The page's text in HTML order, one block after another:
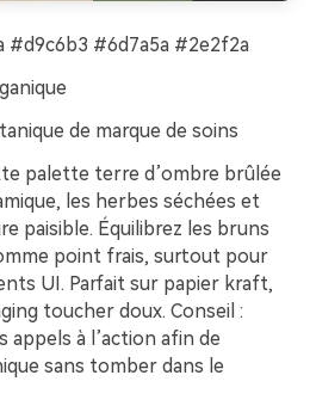
#d9c6b3 #6d7a5a #2e2f2a
de marque de soins
palette terre d’ombre brûlée
les herbes séchées et
paisible. Équilibrez les bruns
point frais, surtout pour
UI. Parfait sur papier kraft,
toucher doux. Conseil :
appels à l’action afin de
sans tomber dans le